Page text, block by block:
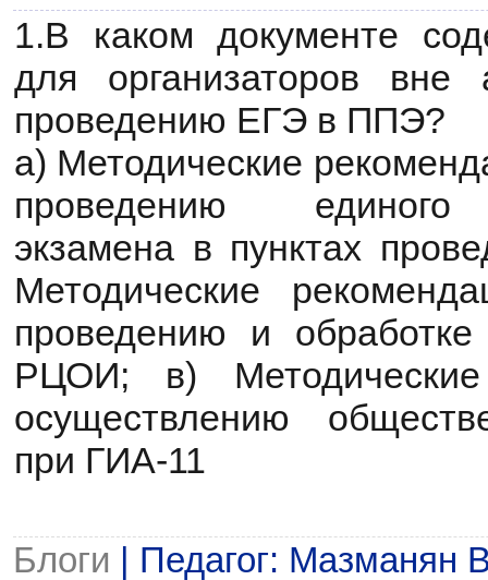
1.В каком документе
для организаторов
проведению ЕГЭ в ППЭ?
а) Методические
проведению единого
экзамена в пунктах
Методические
проведению и
РЦОИ; в)
осуществлению
при ГИА-11
Блоги | Педагог: Мазманян